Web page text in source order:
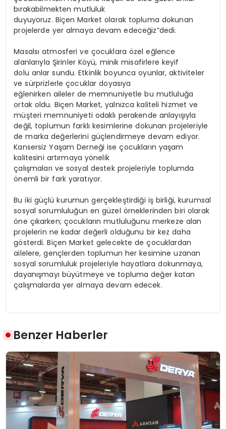
bırakabilmekten mutluluk
duyuyoruz. Biçen Market olarak topluma dokunan
projelerde yer almaya devam edeceğiz”dedi.
Masalsı atmosferi ve çocuklara özel eğlence
alanlarıyla Şirinler Köyü, minik misafirlere keyif
dolu anlar sundu. Etkinlik boyunca oyunlar, aktiviteler
ve sürprizlerle çocuklar doyasıya
eğlenirken aileler de memnuniyetle bu mutluluğa
ortak oldu. Biçen Market, yalnızca kaliteli hizmet ve
müşteri memnuniyeti odaklı perakende anlayışıyla
değil, toplumun farklı kesimlerine dokunan projeleriyle
de marka değerlerini güçlendirmeye devam ediyor.
Kansersiz Yaşam Derneği ise çocukların yaşam
kalitesini artırmaya yönelik
çalışmaları ve sosyal destek projeleriyle toplumda
önemli bir fark yaratıyor.
Bu iki güçlü kurumun gerçekleştirdiği iş birliği, kurumsal
sosyal sorumluluğun en güzel örneklerinden biri olarak
öne çıkarken; çocukların mutluluğunu merkeze alan
projelerin ne kadar değerli olduğunu bir kez daha
gösterdi. Biçen Market gelecekte de çocuklardan
ailelere, gençlerden toplumun her kesimine uzanan
sosyal sorumluluk projeleriyle hayatlara dokunmaya,
dayanışmayı büyütmeye ve topluma değer katan
çalışmalarda yer almaya devam edecek.
Benzer Haberler